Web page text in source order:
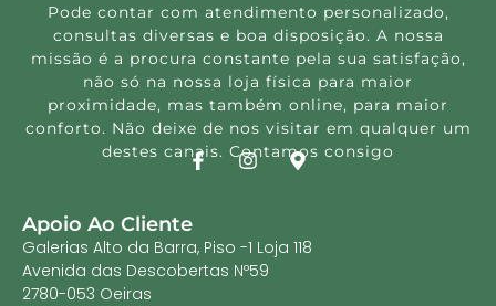
Pode contar com atendimento personalizado,
consultas diversas e boa disposição. A nossa
missão é a procura constante pela sua satisfação,
não só na nossa loja física para maior
proximidade, mas também online, para maior
conforto. Não deixe de nos visitar em qualquer um
destes canais. Contamos consigo
Apoio Ao Cliente
Galerias Alto da Barra, Piso -1 Loja 118
Avenida das Descobertas Nº59
2780-053 Oeiras